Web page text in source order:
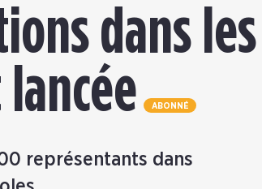
dans les
ABONNÉ
représentants dans